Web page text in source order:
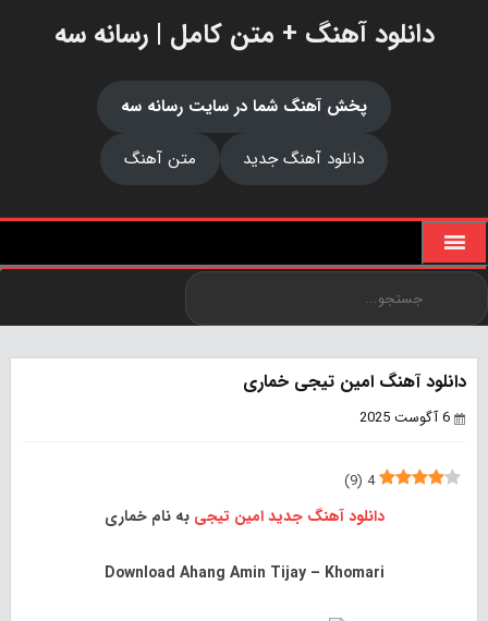
دانلود آهنگ + متن کامل | رسانه سه
پخش آهنگ شما در سایت رسانه سه
دانلود آهنگ جدید
متن آهنگ
دانلود آهنگ امین تیجی خماری
6 آگوست 2025
4
(
9
)
دانلود آهنگ جدید امین تیجی به نام خماری
Download Ahang Amin Tijay – Khomari